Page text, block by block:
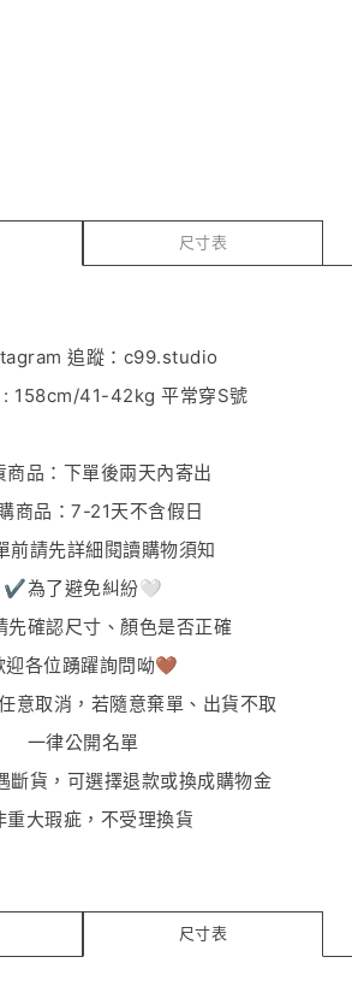
尺寸表
追蹤：c99.studio
158cm/41-42kg 平常穿S號
品：下單後兩天內寄出
商品：7-21天不含假日
請先詳細閱讀購物須知
✔︎為了避免糾紛🤍
先確認尺寸、顏色是否正確
迎各位踴躍詢問呦🤎
意取消，若隨意棄單、出貨不取
一律公開名單
貨，可選擇退款或換成購物金
大瑕疵，不受理換貨
尺寸表